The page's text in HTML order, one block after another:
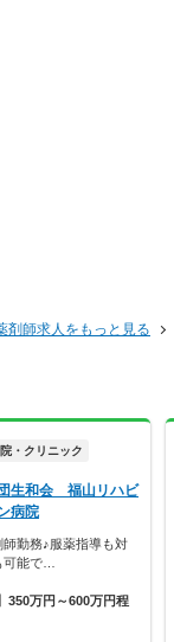
剤師求人をもっと見る
・クリニック
生和会 福山リハビ
病院
勤務♪服薬指導も対
可能で…
350万円～600万円程